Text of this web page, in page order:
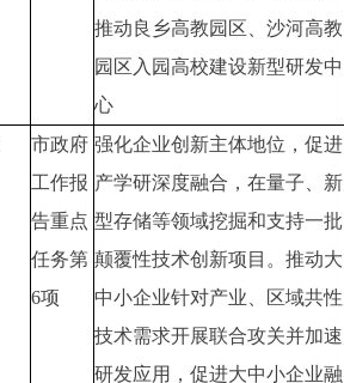
推动良乡高教园区、沙河高教
园区入园高校建设新型研发中
心
市政府
工作报
告重点
任务第
6项
强化企业创新主体地位，促进
产学研深度融合，在量子、新
型存储等领域挖掘和支持一批
颠覆性技术创新项目。推动大
中小企业针对产业、区域共性
技术需求开展联合攻关并加速
研发应用，促进大中小企业融